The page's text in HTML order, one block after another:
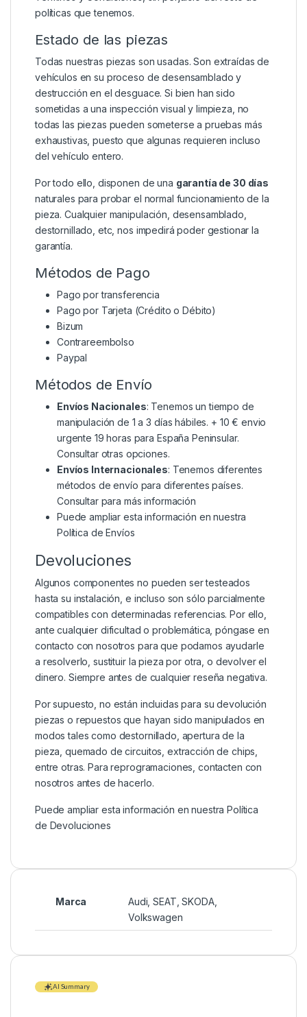
políticas que tenemos.
Estado de las piezas
Todas nuestras piezas son usadas. Son extraídas de
vehículos en su proceso de desensamblado y
destrucción en el desguace. Si bien han sido
sometidas a una inspección visual y limpieza, no
todas las piezas pueden someterse a pruebas más
exhaustivas, puesto que algunas requieren incluso
del vehículo entero.
Por todo ello, disponen de una garantía de 30 días
naturales para probar el normal funcionamiento de la
pieza. Cualquier manipulación, desensamblado,
destornillado, etc, nos impedirá poder gestionar la
garantía.
Métodos de Pago
Pago por transferencia
Pago por Tarjeta (Crédito o Débito)
Bizum
Contrareembolso
Paypal
Métodos de Envío
Envíos Nacionales: Tenemos un tiempo de
manipulación de 1 a 3 días hábiles. + 10 € envio
urgente 19 horas para España Peninsular.
Consultar otras opciones.
Envíos Internacionales: Tenemos diferentes
métodos de envío para diferentes países.
Consultar para más información
Puede ampliar esta información en nuestra
Política de Envíos
Devoluciones
Algunos componentes no pueden ser testeados
hasta su instalación, e incluso son sólo parcialmente
compatibles con determinadas referencias. Por ello,
ante cualquier dificultad o problemática, póngase en
contacto con nosotros para que podamos ayudarle
a resolverlo, sustituir la pieza por otra, o devolver el
dinero. Siempre antes de cualquier reseña negativa.
Por supuesto, no están incluidas para su devolución
piezas o repuestos que hayan sido manipulados en
modos tales como destornillado, apertura de la
pieza, quemado de circuitos, extracción de chips,
entre otras. Para reprogramaciones, contacten con
nosotros antes de hacerlo.
Puede ampliar esta información en nuestraPolítica
de Devoluciones
Marca Audi ,SEAT ,SKODA,
Volkswagen
AI Summary